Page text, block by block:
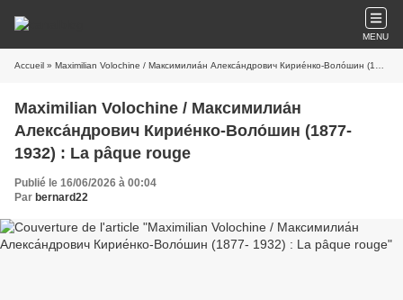
MENU
Accueil » Maximilian Volochine / Максимилиа́н Алекса́ндрович Кирие́нко-Воло́шин (1877- 1932) : La pâque rouge
Maximilian Volochine / Максимилиа́н
Алекса́ндрович Кирие́нко-Воло́шин (1877-
1932) : La pâque rouge
Publié le 16/06/2026 à 00:04
Par bernard22